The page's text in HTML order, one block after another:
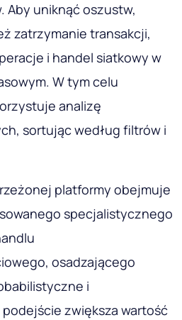
Aby uniknąć oszustw,
zatrzymanie transakcji,
i handel siatkowy w
W tym celu
analizę
sortując według filtrów i
platformy obejmuje
specjalistycznego
osadzającego
i
zwiększa wartość